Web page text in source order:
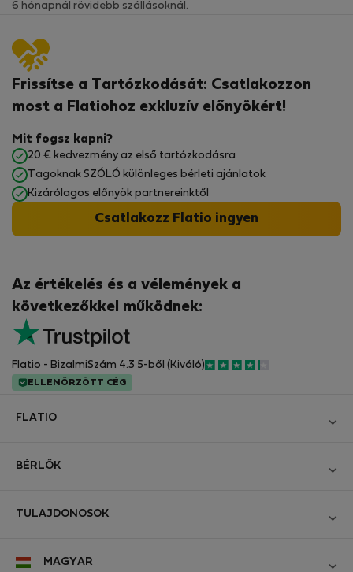
6 hónapnál rövidebb szállásoknál.
Az értékelés és a vélemények a
következőkkel működnek:
Flatio - BizalmiSzám 4.3 5-ből (Kiváló)
ELLENŐRZÖTT CÉG
Frissítse a Tartózkodását: Csatlakozzon
most a Flatiohoz exkluzív előnyökért!
Mit fogsz kapni?
20 € kedvezmény az első tartózkodásra
Tagoknak SZÓLÓ különleges bérleti ajánlatok
Kizárólagos előnyök partnereinktől
Csatlakozz Flatio ingyen
FLATIO
Csatlakozzon a Digitális Nomád Tesztelő Klubhoz
Üzleti feltételek
BÉRLŐK
Cégeknek
TULAJDONOSOK
MAGYAR